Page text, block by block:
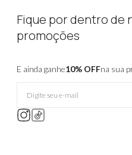
Fique por dentro de
promoções
E ainda ganhe10% OFFna sua